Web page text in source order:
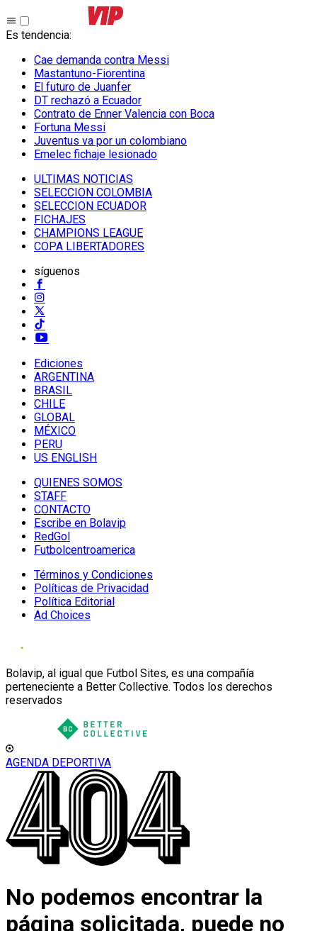
Es tendencia:
Cae demanda contra Messi
Mastantuno-Fiorentina
El futuro de Juanfer
DT rechazó a Ecuador
Contrato de Enner Valencia con Boca
Fortuna Messi
Juventus va por un colombiano
Emelec fichaje lesionado
ULTIMAS NOTICIAS
SELECCION COLOMBIA
SELECCION ECUADOR
FICHAJES
CHAMPIONS LEAGUE
COPA LIBERTADORES
síguenos
Ediciones
ARGENTINA
BRASIL
CHILE
GLOBAL
MÉXICO
PERU
US ENGLISH
QUIENES SOMOS
STAFF
CONTACTO
Escribe en Bolavip
RedGol
Futbolcentroamerica
Términos y Condiciones
Políticas de Privacidad
Política Editorial
Ad Choices
Bolavip, al igual que Futbol Sites, es una compañía
perteneciente a Better Collective. Todos los derechos
reservados
AGENDA DEPORTIVA
No podemos encontrar la
página solicitada, puede no